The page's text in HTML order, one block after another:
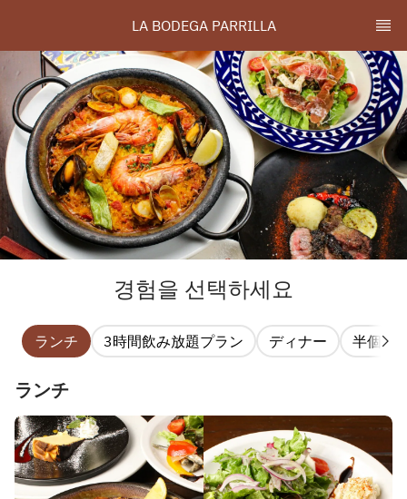
LA BODEGA PARRILLA
경험을 선택하세요
ランチ 3時間飲み放題プラン ディナー 半個室
ランチ